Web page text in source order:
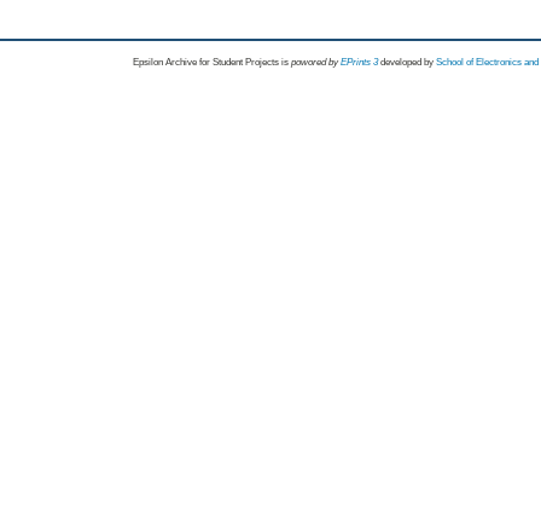
Epsilon Archive for Student Projects is powored byEPrints 3 developed by School of Electronics